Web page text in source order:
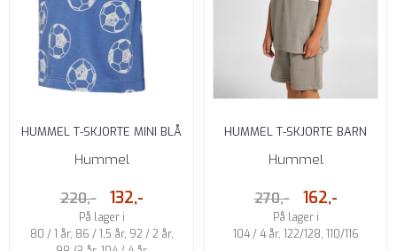
HUMMEL T-SKJORTE MINI BLÅ
Hummel
220,- 132,-
På lager i
80 / 1 år, 86 / 1,5 år, 92 / 2 år,
HUMMEL T-SKJORTE BARN
ROCK RIDGE
Hummel
270,- 162,-
På lager i
104 / 4 år, 122/128, 110/116